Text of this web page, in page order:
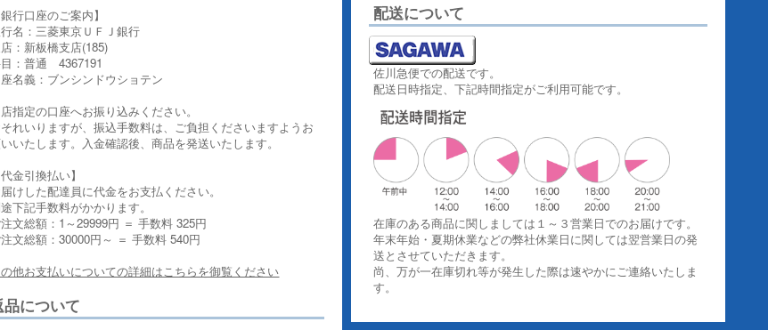
銀行口座のご案内】
名：三菱東京ＵＦＪ銀行
：新板橋支店(185)
：普通 4367191
名義：ブンシンドウショテン
指定の口座へお振り込みください。
れいりますが、振込手数料は、ご負担くださいますようお
いたします。入金確認後、商品を発送いたします。
代金引換払い】
けした配達員に代金をお支払ください。
下記手数料がかかります。
文総額：1～29999円 ＝ 手数料 325円
文総額：30000円～ ＝ 手数料 540円
他お支払いについての詳細はこちらを御覧ください
品について
配送について
佐川急便での配送です。
配送日時指定、下記時間指定がご利用可能です。
在庫のある商品に関しましては１～３営業日でのお届けです。
年末年始・夏期休業などの弊社休業日に関しては翌営業日の発
送とさせていただきます。
尚、万が一在庫切れ等が発生した際は速やかにご連絡いたしま
す。